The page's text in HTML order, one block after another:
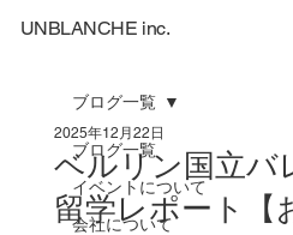
UNBLANCHE inc.
ブログ一覧
イベントについて
会社について
ブログ一覧
ベルリン国立バ
留学レポート【
2025年12月22日